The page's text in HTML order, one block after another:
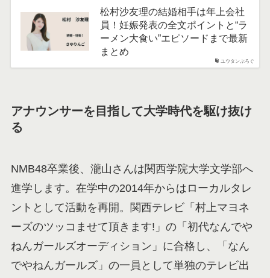
ユウタンぶろぐ
松村沙友理の結婚相手は年上会社
員！妊娠発表の全文ポイントと“ラ
ーメン大食い”エピソードまで最新
まとめ
アナウンサーを目指して大学時代を駆け抜け
る
NMB48卒業後、瀧山さんは関西学院大学文学部へ
進学します。在学中の2014年からはローカルタレ
ントとして活動を再開。関西テレビ「村上マヨネ
ーズのツッコませて頂きます!」の「初代なんでや
ねんガールズオーディション」に合格し、「なん
でやねんガールズ」の一員として単独のテレビ出